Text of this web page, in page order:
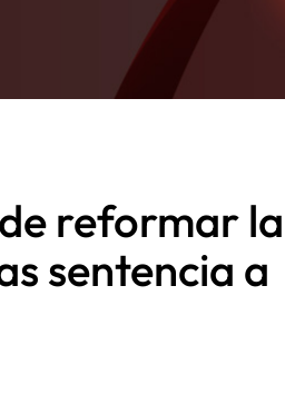
reformar la
sentencia a